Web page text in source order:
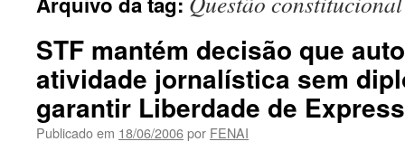
STF mantém decisão que
atividade jornalística sem
garantir Liberdade de
Publicado em 18/06/2006por FENAI